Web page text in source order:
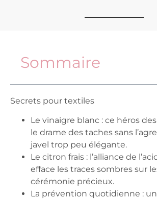
Sommaire
Secrets pour textiles
Le vinaigre blanc : ce héros
le drame des taches sans
javel trop peu élégante.
Le citron frais : l’alliance de
efface les traces sombres sur
cérémonie précieux.
La prévention quotidienne :